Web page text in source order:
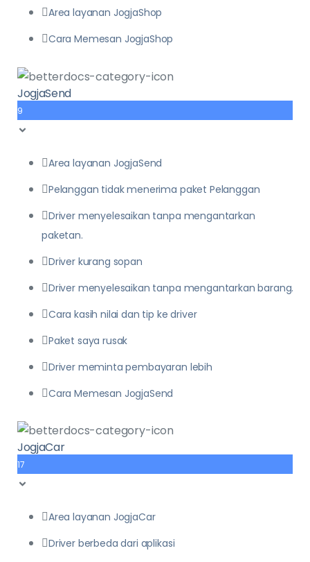
Area layanan JogjaShop
Cara Memesan JogjaShop
JogjaSend
9
Area layanan JogjaSend
Pelanggan tidak menerima paket Pelanggan
Driver menyelesaikan tanpa mengantarkan
paketan.
Driver kurang sopan
Driver menyelesaikan tanpa mengantarkan barang.
Cara kasih nilai dan tip ke driver
Paket saya rusak
Driver meminta pembayaran lebih
Cara Memesan JogjaSend
JogjaCar
17
Area layanan JogjaCar
Driver berbeda dari aplikasi